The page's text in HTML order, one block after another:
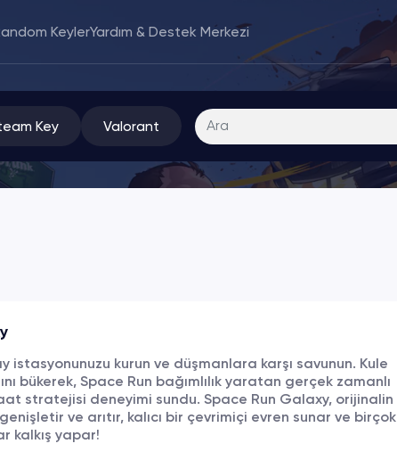
KeylerYardım & Destek Merkezi
Key Valorant
istasyonunuzu kurun ve düşmanlara karşı savunun. Kule
bükerek, Space Run bağımlılık yaratan gerçek zamanlı
stratejisi deneyimi sundu. Space Run Galaxy, orijinalin
ve arıtır, kalıcı bir çevrimiçi evren sunar ve birçok
kalkış yapar!